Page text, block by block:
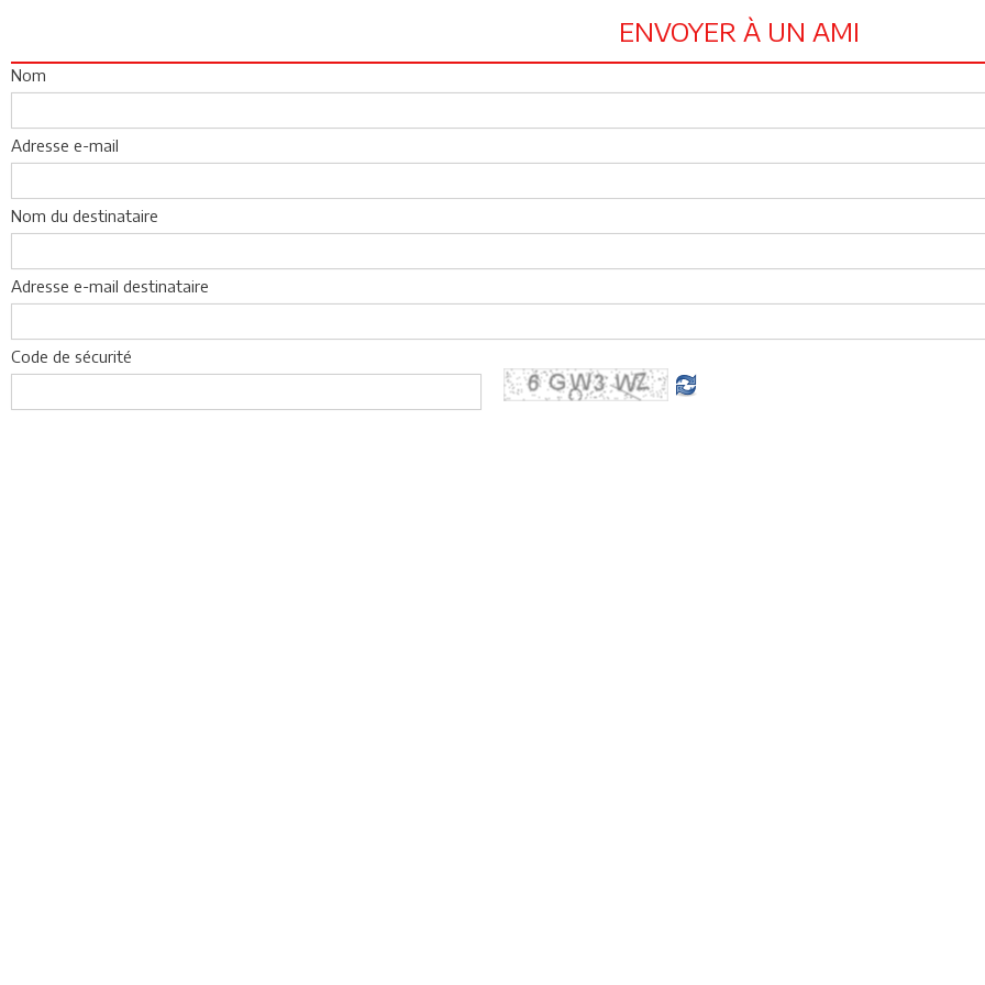
ENVOYER À UN AMI
Nom
Adresse e-mail
Nom du destinataire
Adresse e-mail destinataire
Code de sécurité